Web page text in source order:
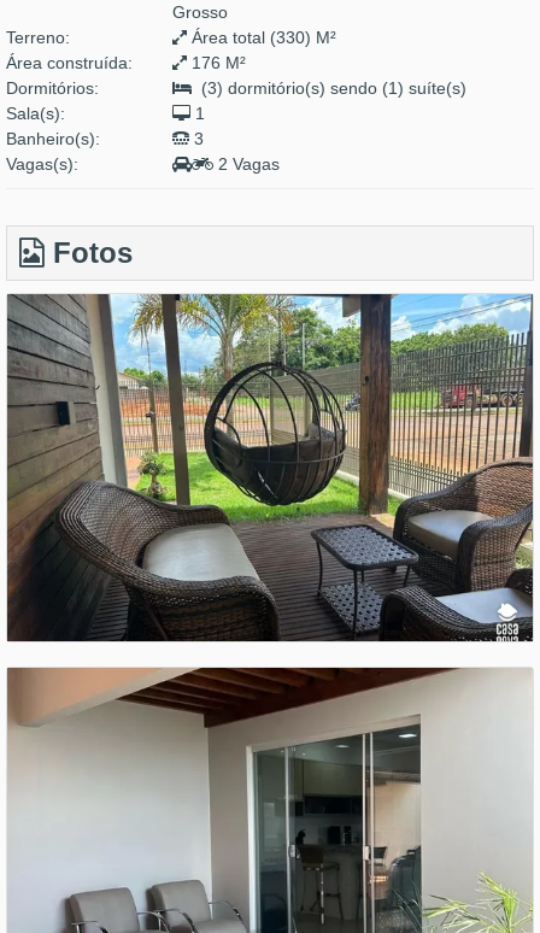
Grosso
Terreno:
Área total (330) M²
Área construída:
176 M²
Dormitórios:
(3) dormitório(s) sendo (1) suíte(s)
Sala(s):
1
Banheiro(s):
3
Vagas(s):
2 Vagas
Fotos